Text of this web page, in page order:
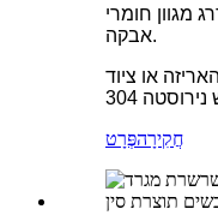
מגוון חומרי
אבקה.
או ציוד
חֲקִירָהפְּרָט